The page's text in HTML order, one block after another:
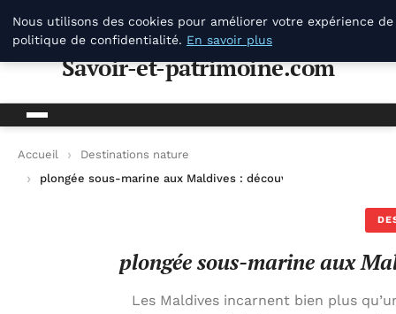
Savoir-et-patrimoine.com
Savoir-et-patrimoine.com
Accueil
Destinations nature
plongée sous-marine aux Maldives : découvrir un paradis
plongée sous-marine aux
Les Maldives incarnent bien plus
Nous utilisons des cookies pour améliorer votre expérience
politique de confidentialité. En savoir plus